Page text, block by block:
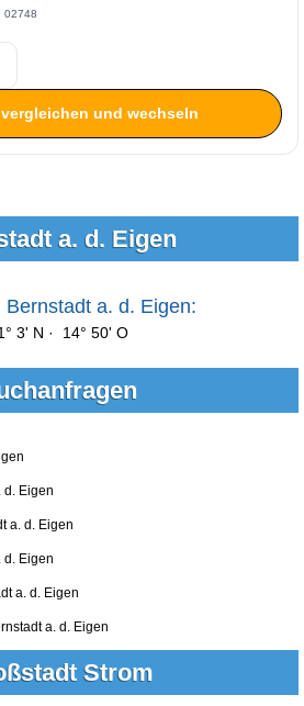
02748
und wechseln
a. d. Eigen
Bernstadt a. d. Eigen:
3' N · 14° 50' O
d. Eigen
a. d. Eigen
d. Eigen
a. d. Eigen
a. d. Eigen
Strom